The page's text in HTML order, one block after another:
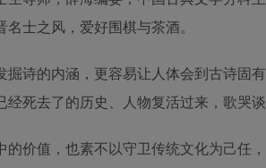
士之风，爱好围棋与茶酒。
诗的内涵，更容易让人体会到古诗固
死去了的历史、人物复活过来，歌哭
价值，也素不以守卫传统文化为己任